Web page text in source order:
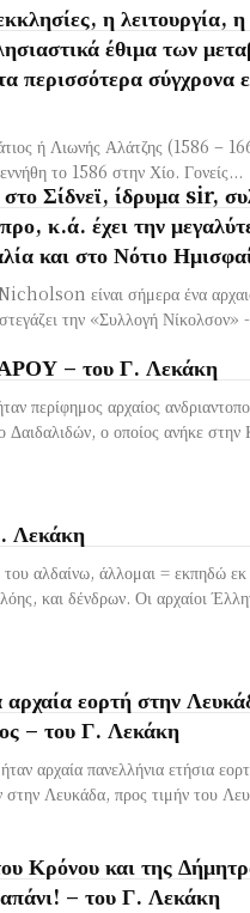
η λειτουργία, η
έθιμα των
περισσότερα σύγχρονα
ή Λιωνής Αλάτζης (1586 –
το 1586 στην Χίο. Γονείς...
Σίδνεϊ, ίδρυμα sir,
κ.ά. έχει την
και στο Νότιο
είναι σήμερα ένα
την «Συλλογή Νίκολσον»
– του Γ. Λεκάκη
περίφημος αρχαίος
ο οποίος ανήκε στην
Λεκάκη
αλδαίνω, άλλομαι = εκπηδώ εκ
και δένδρων. Οι αρχαίοι
εορτή στην
– του Γ. Λεκάκη
αρχαία πανελλήνια ετήσια
στην Λευκάδα, προς τιμήν του
Κρόνου και της
– του Γ. Λεκάκη